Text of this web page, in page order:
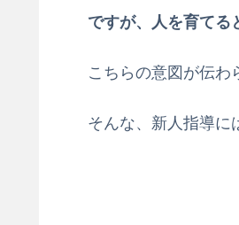
ですが、人を育てる
こちらの意図が伝わ
そんな、新人指導に